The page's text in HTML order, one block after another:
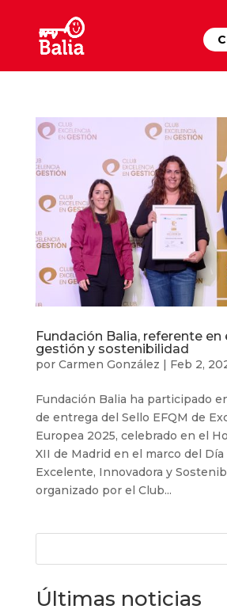
Fundación Balia, referente en
gestión y sostenibilidad
por Carmen González | Feb 2,
Fundación Balia ha participado
de entrega del Sello EFQM de
Europea 2025, celebrado en el
XII de Madrid en el marco del
Excelente, Innovadora y
organizado por el Club...
Últimas noticias